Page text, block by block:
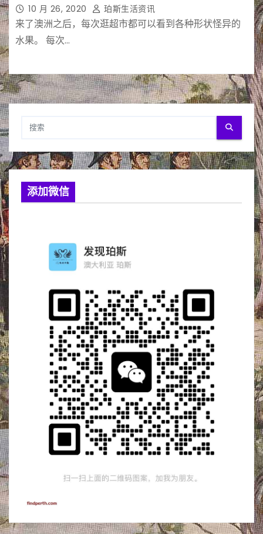
10 月 26, 2020 珀斯生活资讯
来了澳洲之后，每次逛超市都可以看到各种形状怪异的
水果。 每次…
添加微信